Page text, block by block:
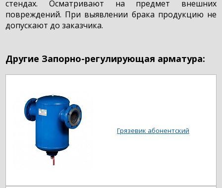
стендах. Осматривают на предмет внешних
повреждений. При выявлении брака продукцию не
допускают до заказчика.
Другие Запорно-регулирующая арматура:
Грязевик абонентский